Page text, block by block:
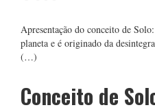
Apresentação do conceito de
planeta e é originado da
(…)
Conceito de